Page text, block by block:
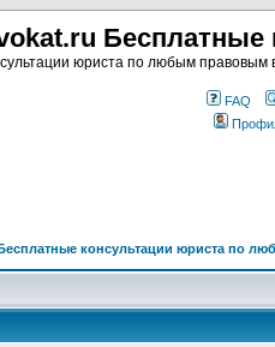
юриста по любым правовым
FAQ
консультации юриста по